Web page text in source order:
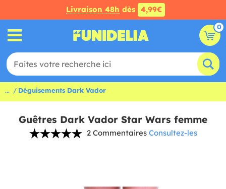
Livraison 48h dès 4,99€
0
... Déguisements Dark Vador
Guêtres Dark Vador Star Wars femme
2 Commentaires Consultez-les